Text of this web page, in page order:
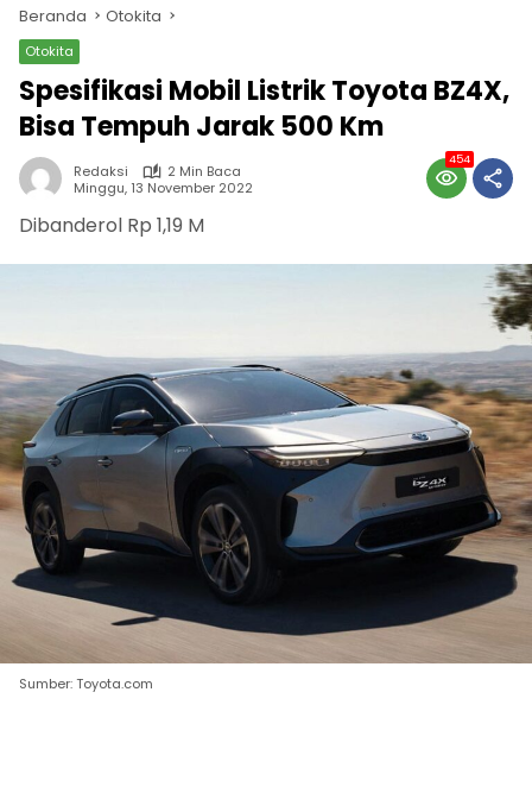
Beranda Otokita
Otokita
Spesifikasi Mobil Listrik Toyota BZ4X,
Bisa Tempuh Jarak 500 Km
Redaksi
2 Min Baca
Minggu, 13 November 2022
454
Dibanderol Rp 1,19 M
Sumber: Toyota.com